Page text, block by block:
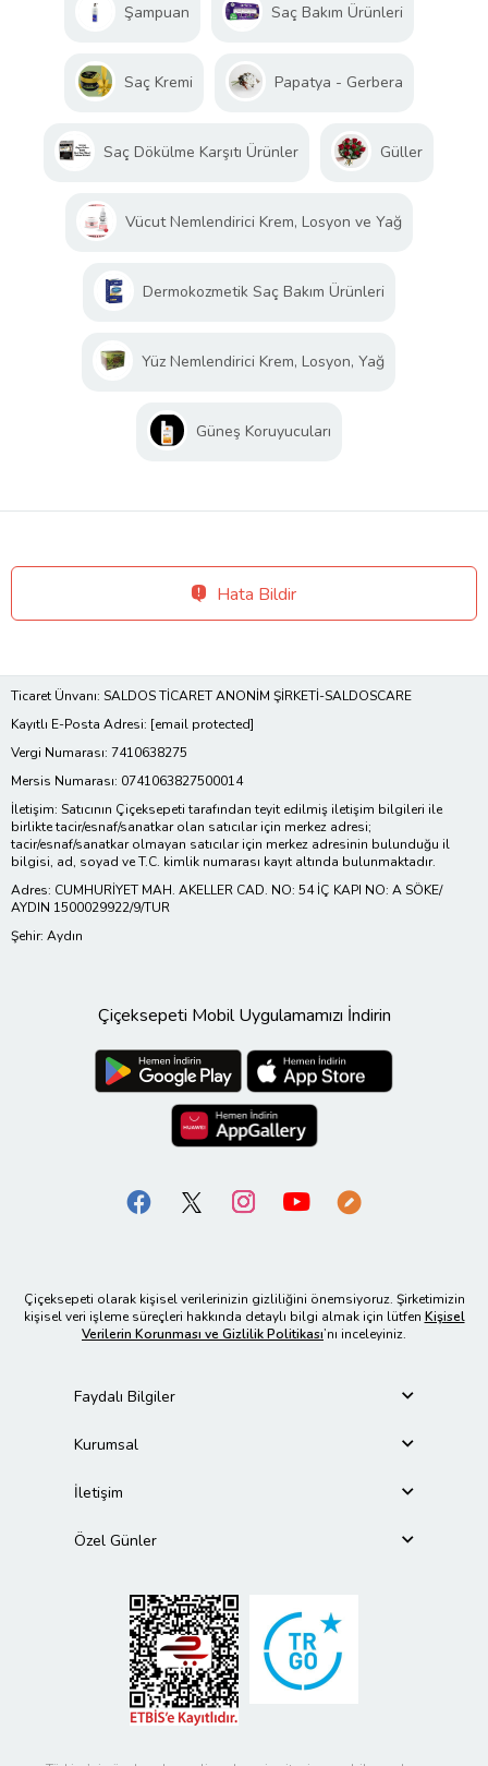
Şampuan Saç Bakım Ürünleri
Saç Kremi Papatya - Gerbera
Saç Dökülme Karşıtı Ürünler Güller
Vücut Nemlendirici Krem, Losyon ve Yağ
Dermokozmetik Saç Bakım Ürünleri
Yüz Nemlendirici Krem, Losyon, Yağ
Güneş Koruyucuları
Hata Bildir
Ticaret Ünvanı: SALDOS TİCARET ANONİM ŞİRKETİ-SALDOSCARE
Kayıtlı E-Posta Adresi: [email protected]
Vergi Numarası: 7410638275
Mersis Numarası: 0741063827500014
İletişim: Satıcının Çiçeksepeti tarafından teyit edilmiş iletişim bilgileri ile
birlikte tacir/esnaf/sanatkar olan satıcılar için merkez adresi;
tacir/esnaf/sanatkar olmayan satıcılar için merkez adresinin bulunduğu il
bilgisi, ad, soyad ve T.C. kimlik numarası kayıt altında bulunmaktadır.
Adres: CUMHURİYET MAH. AKELLER CAD. NO: 54 İÇ KAPI NO: A SÖKE/
AYDIN 1500029922/9/TUR
Şehir: Aydın
Çiçeksepeti Mobil Uygulamamızı İndirin
Çiçeksepeti olarak kişisel verilerinizin gizliliğini önemsiyoruz. Şirketimizin
kişisel veri işleme süreçleri hakkında detaylı bilgi almak için lütfen Kişisel
Verilerin Korunması ve Gizlilik Politikası’nı inceleyiniz.
Faydalı Bilgiler
Kurumsal
İletişim
Özel Günler